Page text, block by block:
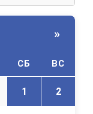
»
СБ ВС
1 2